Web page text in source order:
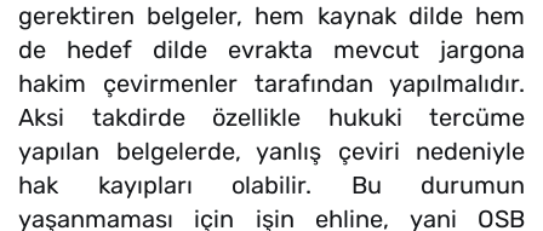
gerektiren belgeler, hem kaynak dilde hem
de hedef dilde evrakta mevcut jargona
hakim çevirmenler tarafından yapılmalıdır.
Aksi takdirde özellikle hukuki tercüme
yapılan belgelerde, yanlış çeviri nedeniyle
hak kayıpları olabilir. Bu durumun
yaşanmaması için işin ehline, yani OSB